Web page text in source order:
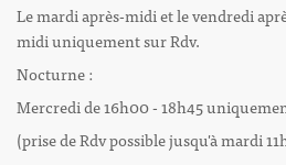
Le mardi après-midi et le vendredi
midi uniquement sur Rdv.
Nocturne :
Mercredi de 16h00 - 18h45
(prise de Rdv possible jusqu'à mardi